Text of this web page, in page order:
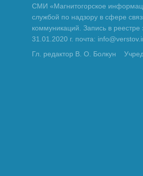
СМИ «Магнитогорское
службой по надзору в сфере
коммуникаций. Запись в
31.01.2020 г. почта:
Гл. редактор В. О. Болкун